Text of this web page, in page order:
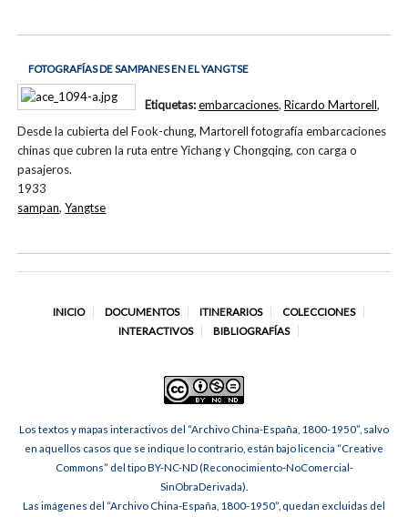
FOTOGRAFÍAS DE SAMPANES EN EL YANGTSE
Desde la cubierta del Fook-chung, Martorell fotografía embarcaciones
chinas que cubren la ruta entre Yichang y Chongqing, con carga o
pasajeros.
1933
Etiquetas:embarcaciones, Ricardo Martorell,
sampan,Yangtse
INICIO DOCUMENTOS ITINERARIOS
COLECCIONES
INTERACTIVOS
BIBLIOGRAFÍAS
Los textos y mapas interactivos del “Archivo China-España, 1800-1950”, salvo
en aquellos casos que se indique lo contrario, están bajo licencia “Creative
Commons” del tipo BY-NC-ND (Reconocimiento-NoComercial-
SinObraDerivada).
Las imágenes del “Archivo China-España, 1800-1950”, quedan excluidas del